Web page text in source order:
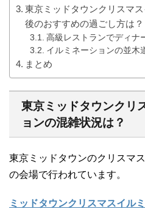
東京ミッドタウンクリスマ
後のおすすめの過ごし方は？
高級レストランでディナ
イルミネーションの並木
まとめ
東京ミッドタウンクリ
ョンの混雑状況は？
東京ミッドタウンのクリスマ
の会場で行われています。
ミッドタウンクリスマスイル